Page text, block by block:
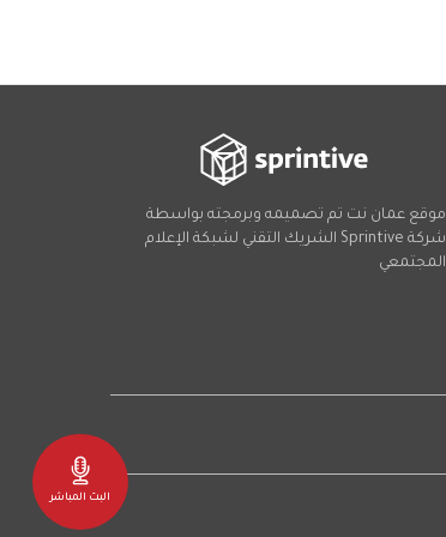
البث المباشر
موقع عمان نت تم تصميمه وبرمجته بواسطة
شركة Sprintive الشريك التقني لشبكة الإعلام
المجتمعي